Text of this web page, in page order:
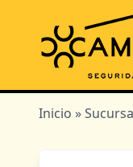
Inicio »